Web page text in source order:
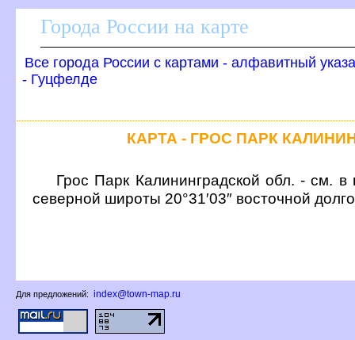
Города России на карте
се города России с картами - алфавитный
- Гуцфелде
КАРТА - ГРОС ПАРК
Грос Парк Калининградской обл. - см. в
северной широты 20°31′03″ восточной
Для предложений: index@town-map.ru